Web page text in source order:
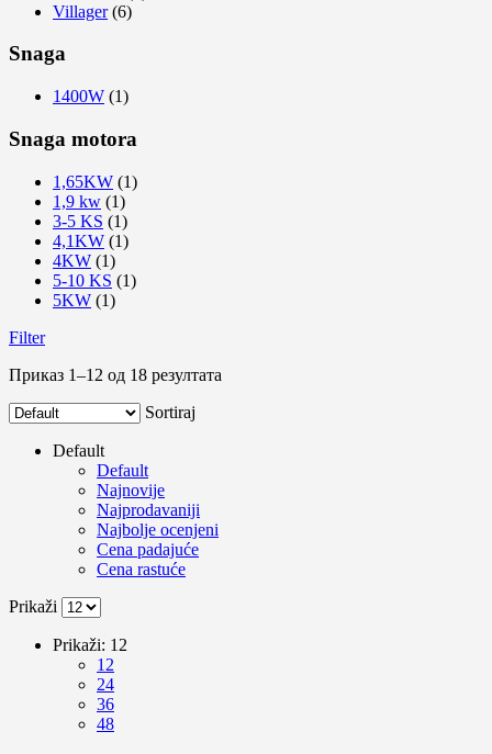
Villager (6)
Snaga
1400W (1)
Snaga motora
1,65KW (1)
1,9 kw (1)
3-5 KS (1)
4,1KW (1)
4KW (1)
5-10 KS (1)
5KW (1)
Filter
Приказ 1–12 од 18 резултата
Sortiraj
Default
Default
Najnovije
Najprodavaniji
Najbolje ocenjeni
Cena padajuće
Cena rastuće
Prikaži
Prikaži: 12
12
24
36
48